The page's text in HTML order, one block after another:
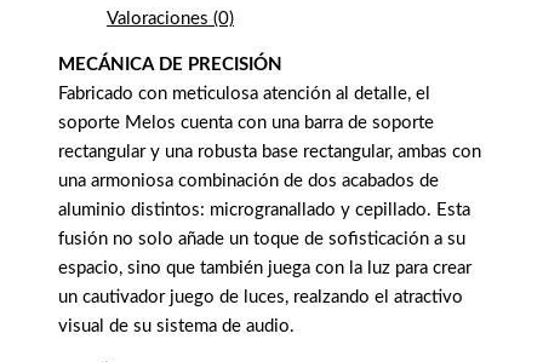
Valoraciones (0)
MECÁNICA DE PRECISIÓN
Fabricado con meticulosa atención al detalle, el
soporte Melos cuenta con una barra de soporte
rectangular y una robusta base rectangular, ambas con
una armoniosa combinación de dos acabados de
aluminio distintos: microgranallado y cepillado. Esta
fusión no solo añade un toque de sofisticación a su
espacio, sino que también juega con la luz para crear
un cautivador juego de luces, realzando el atractivo
visual de su sistema de audio.